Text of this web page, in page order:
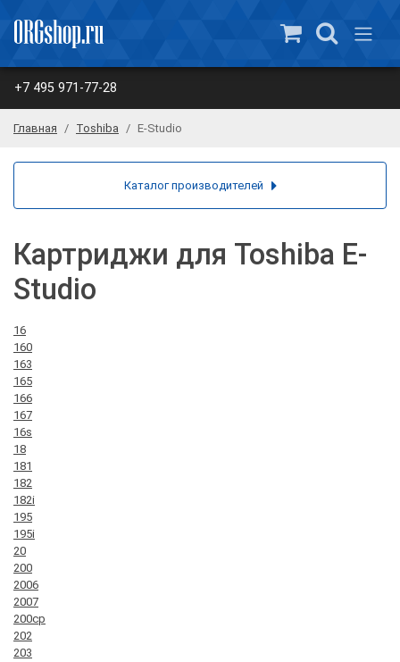
+7 495 971-77-28
Главная Toshiba E-Studio
Картриджи для Toshiba E-
Studio
16
160
163
165
166
167
16s
18
181
182
182i
195
195i
20
200
2006
2007
200cp
202
203